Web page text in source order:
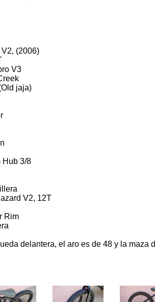
(2006)
V3
jaja)
Hub 3/8
V2, 12T
Rim
delantera, el aro es de 48 y la maza